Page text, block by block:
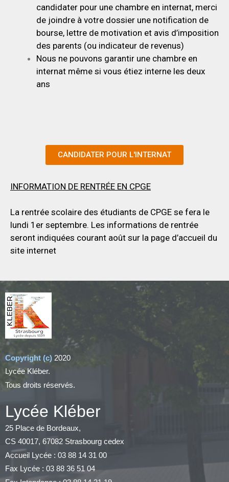
candidater pour une chambre en internat, merci
de joindre à votre dossier une notification de
bourse, lettre de motivation et avis d’imposition
des parents (ou indicateur de revenus)
Nous ne pouvons garantir une chambre en
internat même si vous étiez interne les deux
ans
CANDIDATER POUR L'INTERNAT
INFORMATION DE RENTRÉE EN CPGE
La rentrée scolaire des étudiants de CPGE se fera le
lundi 1er septembre. Les informations de rentrée
seront indiquées courant août sur la page d’accueil du
site internet
Copyright (c) 2020
Lycée Kléber.
Tous droits réservés.
Lycée Kléber
25 Place de Bordeaux,
CS 40017, 67082 Strasbourg cedex
Accueil Lycée : 03 88 14 31 00
Fax Lycée : 03 88 36 51 04